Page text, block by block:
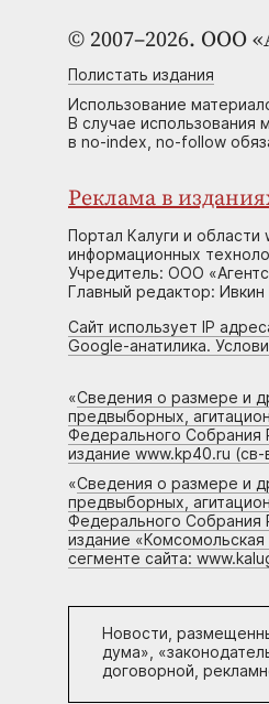
© 2007–2026. ООО
Полистать издания
Использование
В случае использования
в no-index, no-follow
Реклама в
Портал Калуги и
информационных
Учредитель: ООО
Главный редактор: Ивкин
Сайт использует IP
Google-анатилика.
«Сведения о размере и
предвыборных,
Федерального Собрания
издание www.kp40.ru
«Сведения о размере и
предвыборных,
Федерального Собрания
издание
сегменте сайта:
Новости,
дума»,
договорной,